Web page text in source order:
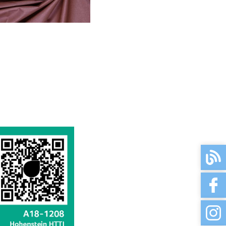
sofort
sofort
3-5 Werktage
3-5 Werktage